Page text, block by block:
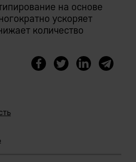
на основе
ускоряет
количество